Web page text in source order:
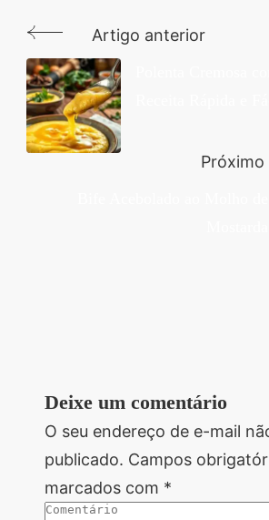
Navegação
de
post
Artigo anterior
Deixe um comentário
O seu endereço de e-mail
publicado. Campos
marcados com *